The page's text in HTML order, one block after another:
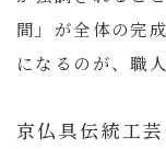
間」が全体の完
になるのが、職
京仏具伝統工